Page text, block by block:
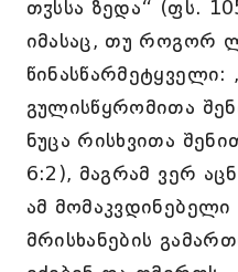
თჳსსა ზედა“ (ფს.
იმასაც, თუ როგორ
გულისწყრომითა
ნუცა რისხვითა
6:2), მაგრამ ვერ
ამ მომაკვდინებელი
მრისხანების